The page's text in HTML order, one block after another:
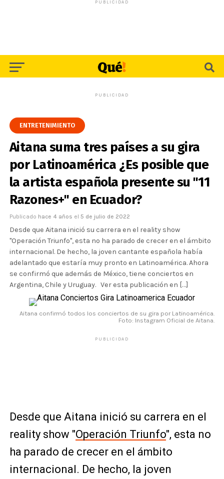
PUBLICIDAD
PUBLICIDAD
ENTRETENIMIENTO
Aitana suma tres países a su gira
por Latinoamérica ¿Es posible que
la artista española presente su "11
Razones+" en Ecuador?
Publicado hace 4 años el 5 de julio de 2022
Desde que Aitana inició su carrera en el reality show
"Operación Triunfo", esta no ha parado de crecer en el ámbito
internacional. De hecho, la joven cantante española había
adelantado que estaría muy pronto en Latinoamérica. Ahora
se confirmó que además de México, tiene conciertos en
Argentina, Chile y Uruguay. Ver esta publicación en […]
Aitana confirmó todos los conciertos de su gira por Latinoamérica.
Foto: Instagram Oficial de Aitana.
PUBLICIDAD
Desde que Aitana inició su carrera en el
reality show "Operación Triunfo", esta no
ha parado de crecer en el ámbito
internacional. De hecho, la joven